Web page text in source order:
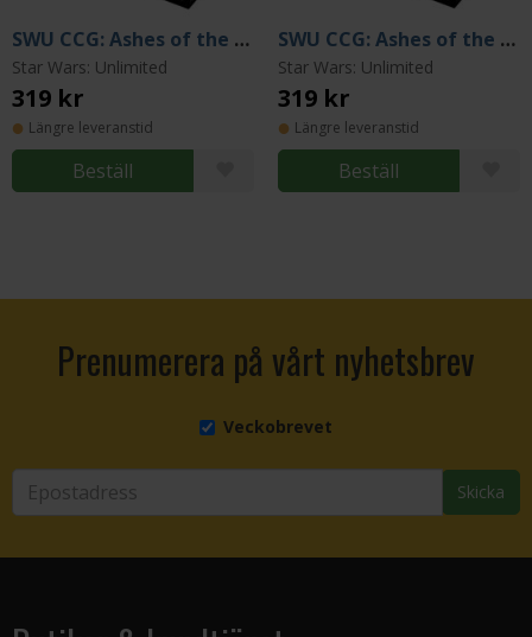
SWU CCG: Ashes of the Empire - Palpatine Spotlight Deck
Star Wars: Unlimited
319 kr
Längre leveranstid
Beställ
SWU CCG: Ashes of the Empire - Luke Skywalker Spotlight Deck
Star Wars: Unlimited
319 kr
Längre leveranstid
Beställ
Prenumerera på vårt nyhetsbrev
Veckobrevet
Skicka